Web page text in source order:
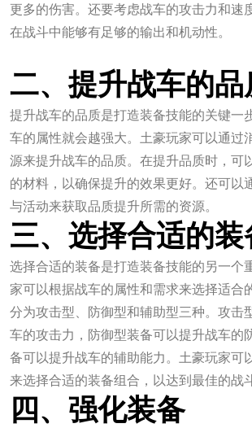
更多的伤害。还要考虑战车的攻击力和速
在战斗中能够有足够的输出和机动性。
二、提升战车的品
提升战车的品质是打造装备技能的关键一
车的属性就会越强大。土豪玩家可以通过
源来提升战车的品质。在提升品质时，可
的材料，以确保提升的效果更好。还可以
与活动来获取品质提升所需的资源。
三、选择合适的装
选择合适的装备是打造装备技能的另一个
家可以根据战车的属性和需求来选择适合
分为攻击型、防御型和辅助型三种。攻击
车的攻击力，防御型装备可以提升战车的
备可以提升战车的辅助能力。土豪玩家可
来选择合适的装备组合，以达到最佳的战
四、强化装备